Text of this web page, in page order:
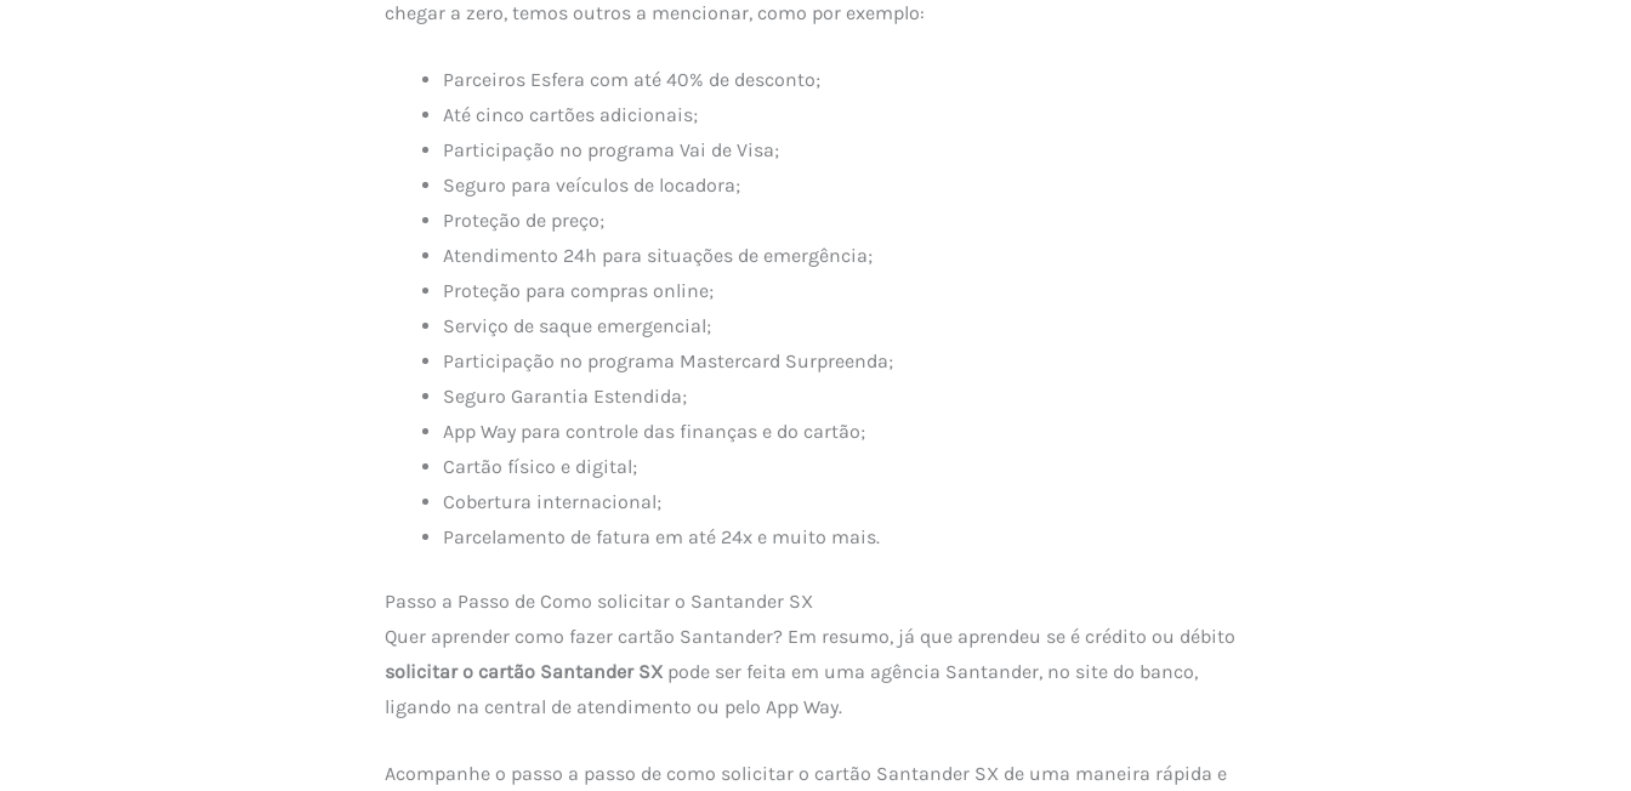
chegar a zero, temos outros a mencionar, como por exemplo:
Parceiros Esfera com até 40% de desconto;
Até cinco cartões adicionais;
Participação no programa Vai de Visa;
Seguro para veículos de locadora;
Proteção de preço;
Atendimento 24h para situações de emergência;
Proteção para compras online;
Serviço de saque emergencial;
Participação no programa Mastercard Surpreenda;
Seguro Garantia Estendida;
App Way para controle das finanças e do cartão;
Cartão físico e digital;
Cobertura internacional;
Parcelamento de fatura em até 24x e muito mais.
Passo a Passo de Como solicitar o Santander SX
Quer aprender como fazer cartão Santander? Em resumo, já que aprendeu se é crédito ou débito
solicitar o cartão Santander SX pode ser feita em uma agência Santander, no site do banco,
ligando na central de atendimento ou pelo App Way.
Acompanhe o passo a passo de como solicitar o cartão Santander SX de uma maneira rápida e